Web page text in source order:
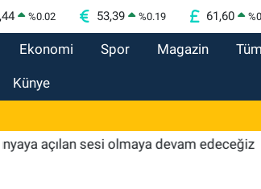
%0.02 53,39 %0.19 61,60 %
Ekonomi Spor Magazin
Künye
açılan sesi olmaya devam edeceğiz